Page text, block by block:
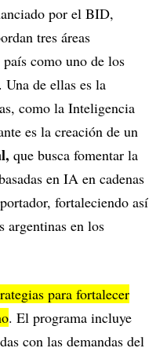
por el BID,
tres áreas
como uno de los
de ellas es la
como la Inteligencia
es la creación de un
que busca fomentar la
en IA en cadenas
fortaleciendo así
argentinas en los
para fortalecer
. El programa incluye
con las demandas del